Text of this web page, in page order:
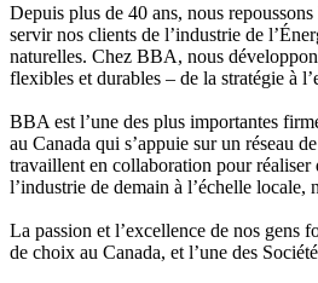
Depuis plus de 40 ans, nous
servir nos clients de l’industrie de
naturelles. Chez BBA, nous
flexibles et durables – de la stratégie à
BBA est l’une des plus importantes
au Canada qui s’appuie sur un réseau
travaillent en collaboration pour réaliser
l’industrie de demain à l’échelle locale,
La passion et l’excellence de nos gens
de choix au Canada, et l’une des